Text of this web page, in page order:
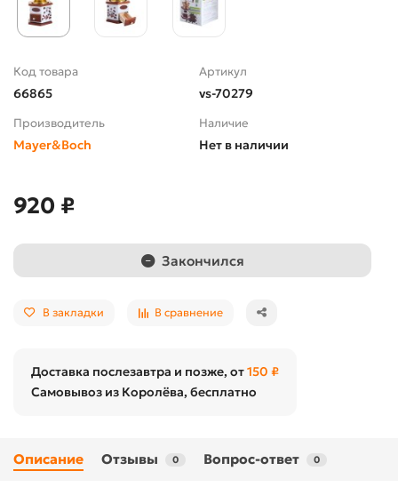
Код товара
66865
Артикул
vs-70279
Производитель
Mayer&Boch
Наличие
Нет в наличии
920 ₽
Закончился
В закладки В сравнение
Доставка послезавтра и позже, от150 ₽
Самовывоз из Королёва, бесплатно
Описание Отзывы 0 Вопрос-ответ 0